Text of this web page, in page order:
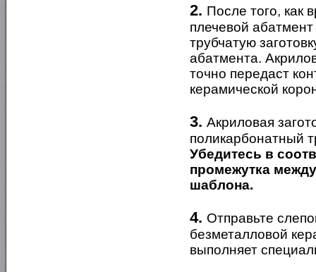
2. После того, как
плечевой
трубчатую
абатмента.
точно передаст
керамической
3. Акриловая
поликарбонатный
Убедитесь в
промежутка
шаблона.
4. Отправьте
безметалловой
выполняет